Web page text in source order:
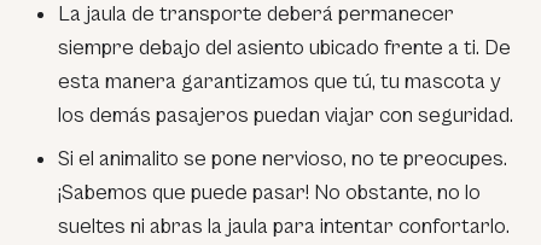
La jaula de transporte deberá permanecer
siempre debajo del asiento ubicado frente a ti. De
esta manera garantizamos que tú, tu mascota y
los demás pasajeros puedan viajar con seguridad.
Si el animalito se pone nervioso, no te preocupes.
¡Sabemos que puede pasar! No obstante, no lo
sueltes ni abras la jaula para intentar confortarlo.